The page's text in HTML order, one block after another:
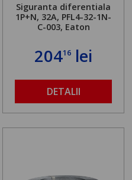
Siguranta diferentiala
1P+N, 32A, PFL4-32-1N-
C-003, Eaton
20416 lei
DETALII